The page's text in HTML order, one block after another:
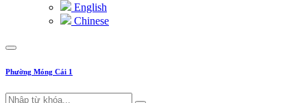
English
Chinese
Phường Móng Cái 1